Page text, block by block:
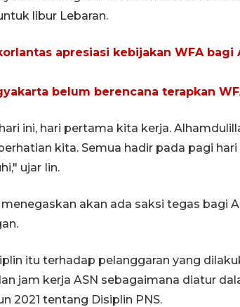
libur Lebaran.
apresiasi kebijakan WFA bagi
belum berencana terapkan
ini, hari pertama kita kerja.
kita. Semua hadir pada pagi
ujar Iin.
menegaskan akan ada saksi tegas bagi
itu terhadap pelanggaran yang
jam kerja ASN sebagaimana diatur
2021 tentang Disiplin PNS.